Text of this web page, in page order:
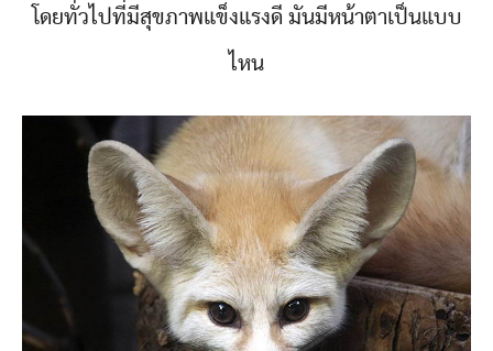
โดยทั่วไปที่มีสุขภาพแข็งแรงดี มันมีหน้าตาเป็นแบบ
ไหน